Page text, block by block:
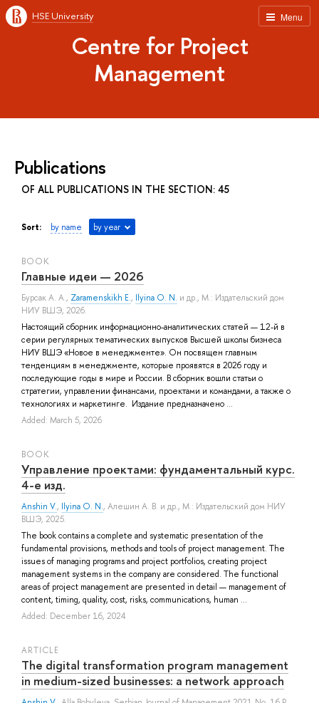
Menu
HSE University
Centre for Project
Management
Publications
OF ALL PUBLICATIONS IN THE SECTION: 45
Sort: by name by year
BOOK
Главные идеи — 2026
Бурсак А. А., Zaramenskikh E., Ilyina O. N. и др., М.: Издательский дом
НИУ ВШЭ, 2026.
Настоящий сборник информационно-аналитических статей — 12-й в
серии регулярных тематических выпусков Высшей школы бизнеса
НИУ ВШЭ «Новое в менеджменте». Он посвящен главным
тенденциям в менеджменте, которые проявятся в 2026 году и
последующие годы в мире и России. В сборник вошли статьи о
стратегии, управлении финансами, проектами и командами, а также о
технологиях и маркетинге. Издание предназначено ...
Added: March 5, 2026
BOOK
Управление проектами: фундаментальный курс.
4-е изд.
Anshin V., Ilyina O. N., Алешин А. В. и др., М.: Издательский дом НИУ
ВШЭ, 2025.
The book contains a complete and systematic presentation of the
fundamental provisions, methods and tools of project management. The
issues of managing programs and project portfolios, creating project
management systems in the company are considered. The functional
areas of project management are presented in detail — management of
content, timing, quality, cost, risks, communications, human ...
Added: December 16, 2024
ARTICLE
The digital transformation program management
in medium-sized businesses: a network approach